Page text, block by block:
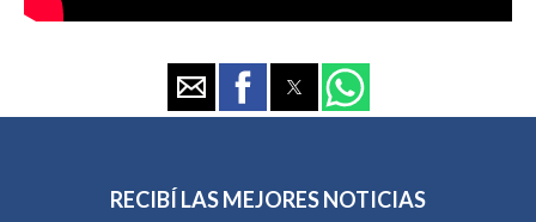
RECIBÍ LAS MEJORES NOTICIAS